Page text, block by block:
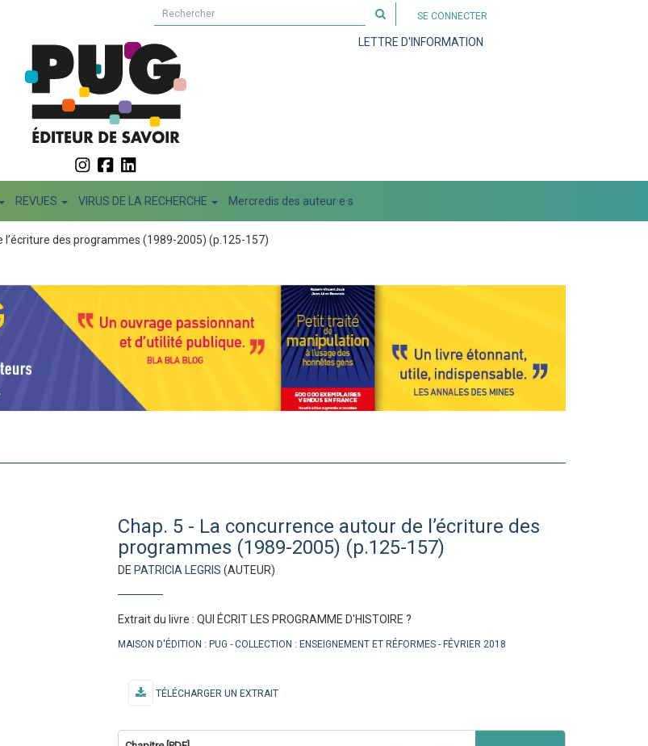
Rechercher
sur
le
SE CONNECTER
LETTRE D'INFORMATION
REVUES VIRUS DE LA RECHERCHE Mercredis des auteur·e·s
l’écriture des programmes (1989-2005) (p.125-157)
Chap. 5 - La concurrence autour de l’écriture des
programmes (1989-2005) (p.125-157)
DE PATRICIA LEGRIS (AUTEUR)
Extrait du livre : QUI ÉCRIT LES PROGRAMME D'HISTOIRE ?
MAISON D'ÉDITION : PUG COLLECTION : ENSEIGNEMENT ET RÉFORMES FÉVRIER 2018
TÉLÉCHARGER UN EXTRAIT